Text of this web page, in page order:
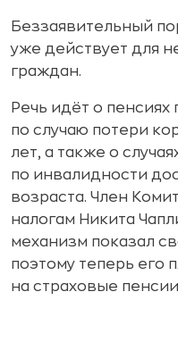
Беззаявительный
уже действует для
граждан.
Речь идёт о
по случаю потери
лет, а также о
по инвалидности
возраста. Член
налогам Никита
механизм показал
поэтому теперь его
на страховые